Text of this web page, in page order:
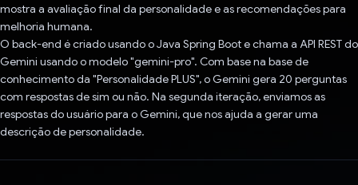
mostra a avaliação final da personalidade e as recomendações para
melhoria humana.
O back-end é criado usando o Java Spring Boot e chama a API REST do
Gemini usando o modelo "gemini-pro". Com base na base de
conhecimento da "Personalidade PLUS", o Gemini gera 20 perguntas
com respostas de sim ou não. Na segunda iteração, enviamos as
respostas do usuário para o Gemini, que nos ajuda a gerar uma
descrição de personalidade.